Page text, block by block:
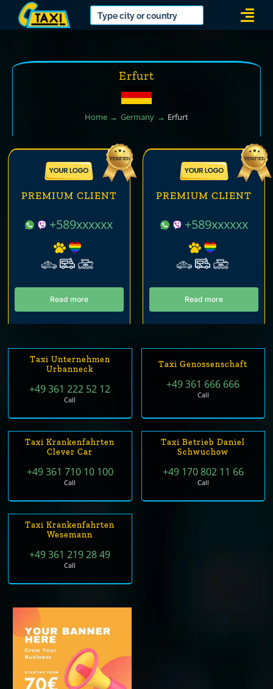
Erfurt
Home Germany Erfurt
PREMIUM CLIENT
+589xxxxxx
Read more
PREMIUM CLIENT
+589xxxxxx
Read more
Taxi Unternehmen
Urbanneck
+49 361 222 52 12
Call
Taxi Genossenschaft
+49 361 666 666
Call
Taxi Krankenfahrten
Clever Car
+49 361 710 10 100
Call
Taxi Betrieb Daniel
Schwuchow
+49 170 802 11 66
Call
Taxi Krankenfahrten
Wesemann
+49 361 219 28 49
Call